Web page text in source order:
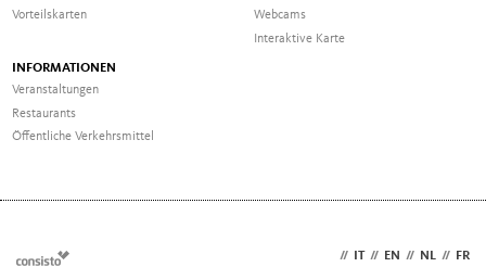
Vorteilskarten
Webcams
Interaktive Karte
INFORMATIONEN
Veranstaltungen
Restaurants
Öffentliche Verkehrsmittel
// IT // EN // NL // FR